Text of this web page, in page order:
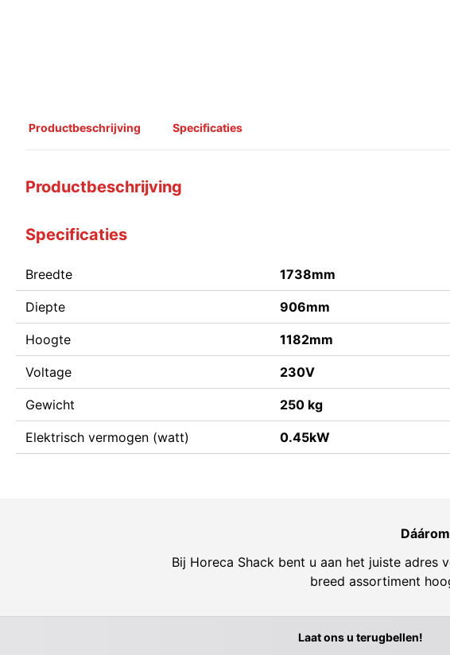
Productbeschrijving Specificaties
Productbeschrijving
Specificaties
Breedte 1738mm
Diepte 906mm
Hoogte 1182mm
Voltage 230V
Gewicht 250 kg
Elektrisch vermogen (watt) 0.45kW
Bij Horeca Shack bent u aan het juiste adres
breed assortiment
Laat ons u terugbellen!